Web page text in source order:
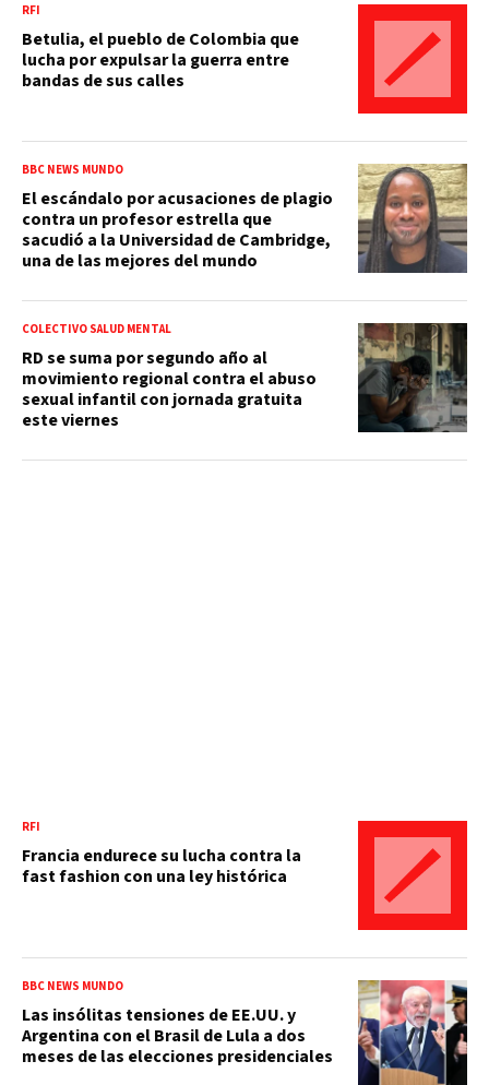
RFI
Betulia, el pueblo de Colombia que
lucha por expulsar la guerra entre
bandas de sus calles
BBC NEWS MUNDO
El escándalo por acusaciones de plagio
contra un profesor estrella que
sacudió a la Universidad de Cambridge,
una de las mejores del mundo
COLECTIVO SALUD MENTAL
RD se suma por segundo año al
movimiento regional contra el abuso
sexual infantil con jornada gratuita
este viernes
RFI
Francia endurece su lucha contra la
fast fashion con una ley histórica
BBC NEWS MUNDO
Las insólitas tensiones de EE.UU. y
Argentina con el Brasil de Lula a dos
meses de las elecciones presidenciales